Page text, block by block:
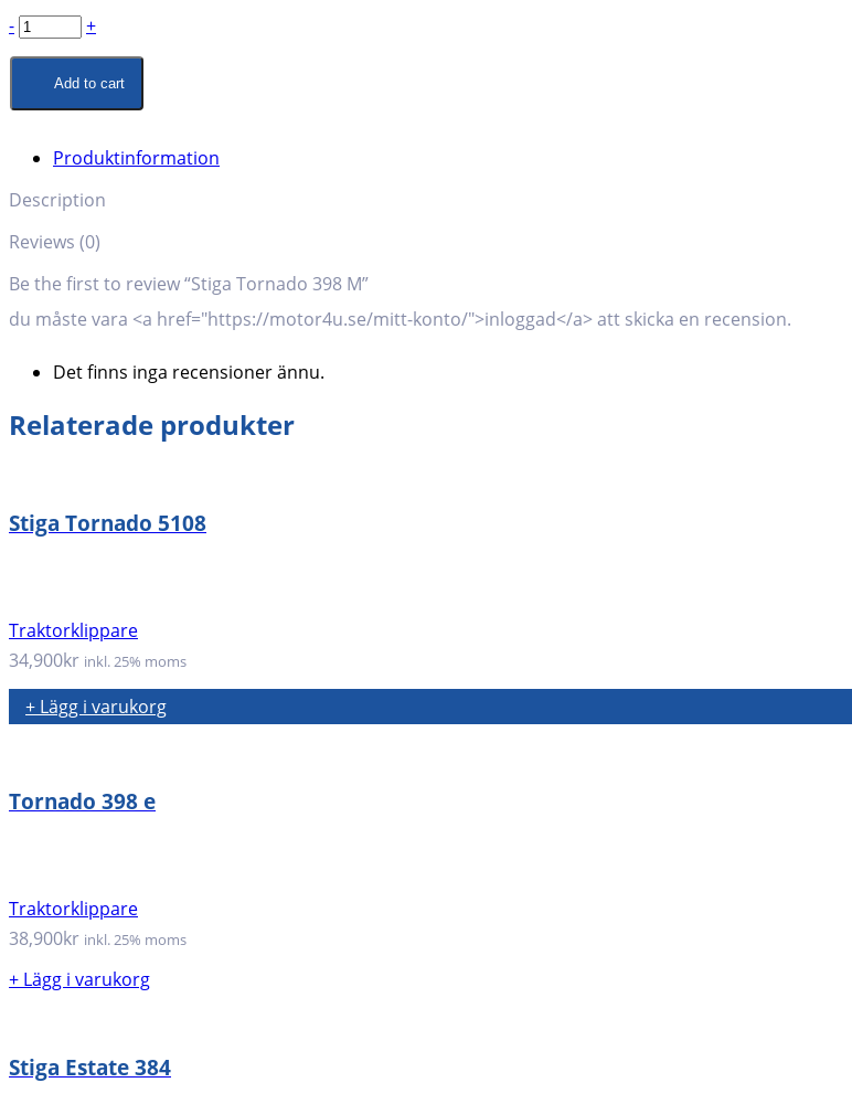
- +
Add to cart
Produktinformation
Description
Reviews (0)
Be the first to review “Stiga Tornado 398 M”
du måste vara <a href="https://motor4u.se/mitt-konto/">inloggad</a> att skicka en recension.
Det finns inga recensioner ännu.
Relaterade produkter
Stiga Tornado 5108
Traktorklippare
34,900kr inkl. 25% moms
+ Lägg i varukorg
Tornado 398 e
Traktorklippare
38,900kr inkl. 25% moms
+ Lägg i varukorg
Stiga Estate 384